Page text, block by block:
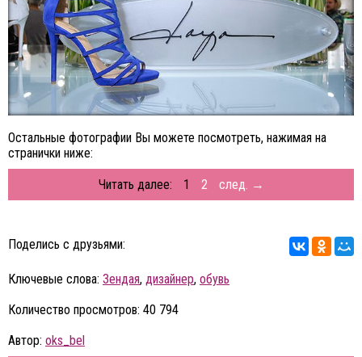
Остальные фотографии Вы можете посмотреть, нажимая на
странички ниже:
Читать далее: 1 2 след. →
Поделись с друзьями:
Ключевые слова: Зендая, дизайнер, обувь
Количество просмотров: 40 794
Автор: oks_bel